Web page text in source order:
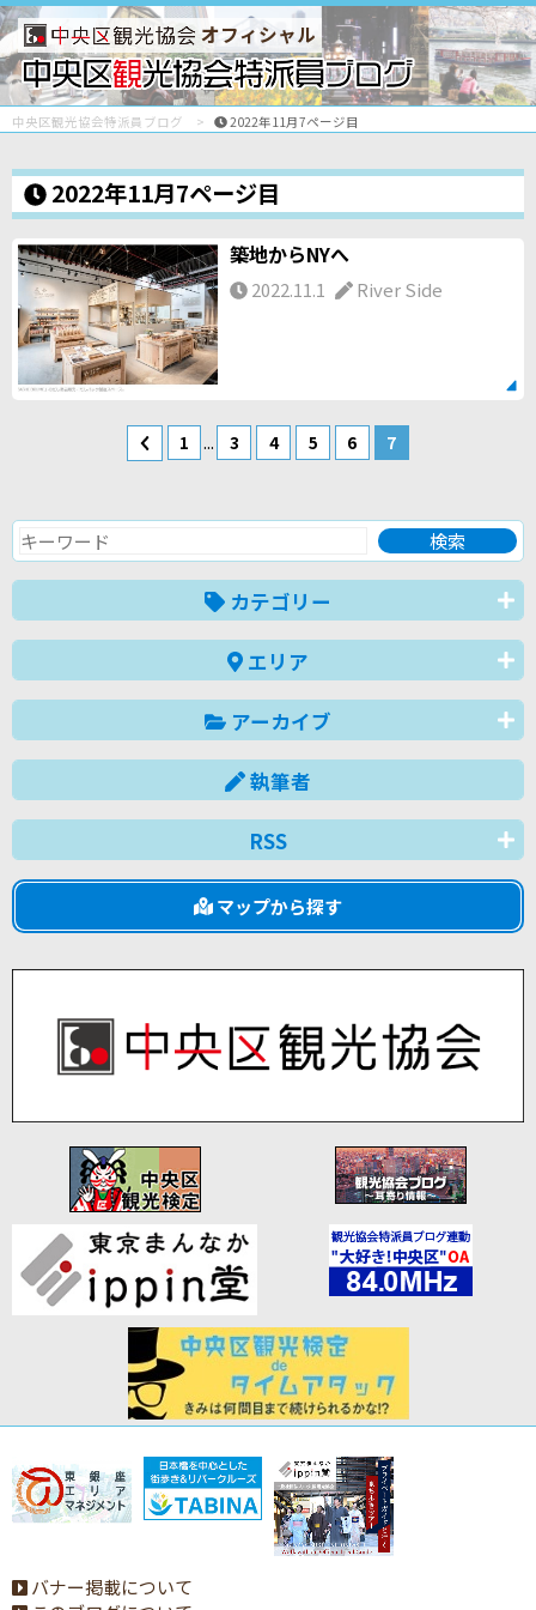
オフィシャル
中央区観光協会特派員ブログ 2022年11月7ページ目
2022年11月7ページ目
築地からNYへ
2022.11.1 River Side
1 ... 3 4 5 6 7
カテゴリー
エリア
アーカイブ
執筆者
RSS
マップから探す
バナー掲載について